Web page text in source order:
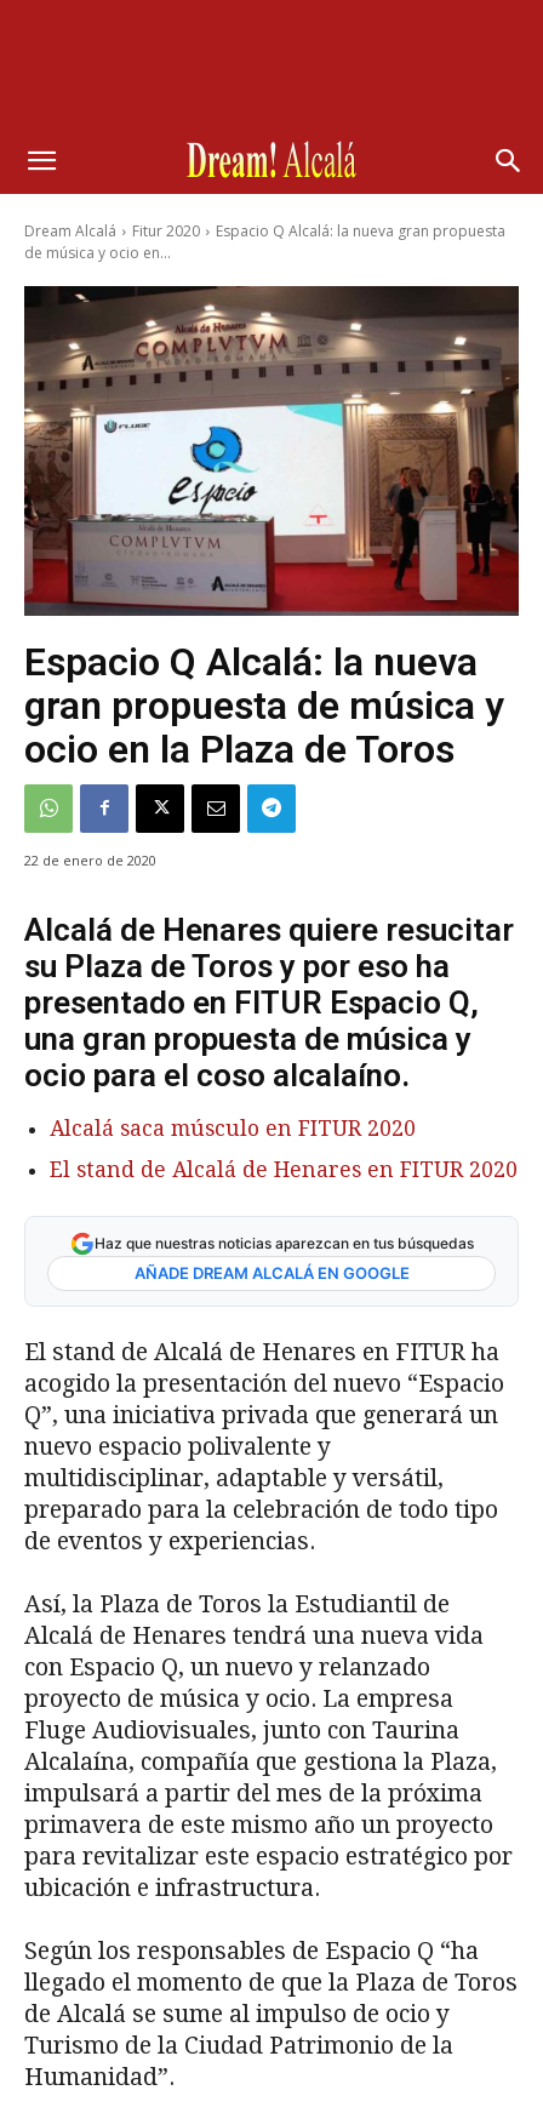
Dream Alcalá Fitur 2020
Espacio Q Alcalá: la nueva gran propuesta
de música y ocio en...
Espacio Q Alcalá: la nueva
gran propuesta de música y
ocio en la Plaza de Toros
22 de enero de 2020
Alcalá de Henares quiere resucitar
su Plaza de Toros y por eso ha
presentado en FITUR Espacio Q,
una gran propuesta de música y
ocio para el coso alcalaíno.
Alcalá saca músculo en FITUR 2020
El stand de Alcalá de Henares en FITUR 2020
Haz que nuestras noticias aparezcan en tus búsquedas
AÑADE DREAM ALCALÁ EN GOOGLE
El stand de Alcalá de Henares en FITUR ha
acogido la presentación del nuevo “Espacio
Q”, una iniciativa privada que generará un
nuevo espacio polivalente y
multidisciplinar, adaptable y versátil,
preparado para la celebración de todo tipo
de eventos y experiencias.
Así, la Plaza de Toros la Estudiantil de
Alcalá de Henares tendrá una nueva vida
con Espacio Q, un nuevo y relanzado
proyecto de música y ocio. La empresa
Fluge Audiovisuales, junto con Taurina
Alcalaína, compañía que gestiona la Plaza,
impulsará a partir del mes de la próxima
primavera de este mismo año un proyecto
para revitalizar este espacio estratégico por
ubicación e infrastructura.
Según los responsables de Espacio Q “ha
llegado el momento de que la Plaza de Toros
de Alcalá se sume al impulso de ocio y
Turismo de la Ciudad Patrimonio de la
Humanidad”.